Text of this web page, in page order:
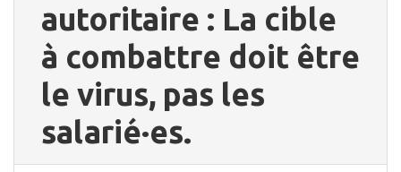
autoritaire : La cible
à combattre doit être
le virus, pas les
salarié·es.